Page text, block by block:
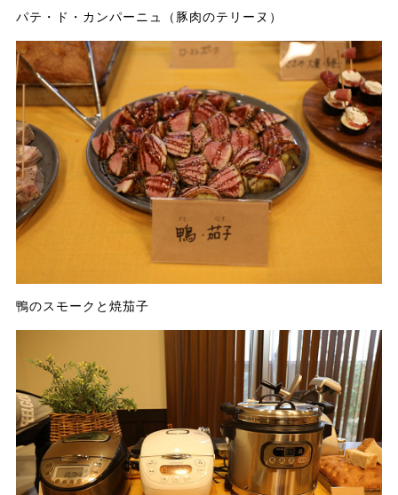
パテ・ド・カンパーニュ（豚肉のテリーヌ）
鴨のスモークと焼茄子